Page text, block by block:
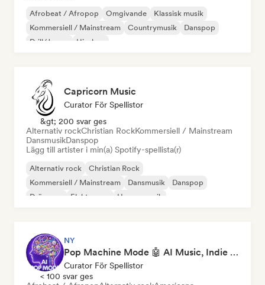
Afrobeat / Afropop Omgivande
Klassisk musik
Kommersiell / Mainstream
Countrymusik
Danspop
Drill/Jersey
Hip-hop
Capricorn Music
Curator För Spellistor
&gt; 200 svar ges
Alternativ rockChristian RockKommersiell / Mainstream
DansmusikDanspop
Lägg till artister i min(a) Spotify-spellista(r)
Alternativ rock
Christian Rock
Kommersiell / Mainstream
Dansmusik
Danspop
Drömpop
Elektropop House-musik
NY
Pop Machine Mode 🤖 AI Music, Indie Pop & Dream Pop
Curator För Spellistor
< 100 svar ges